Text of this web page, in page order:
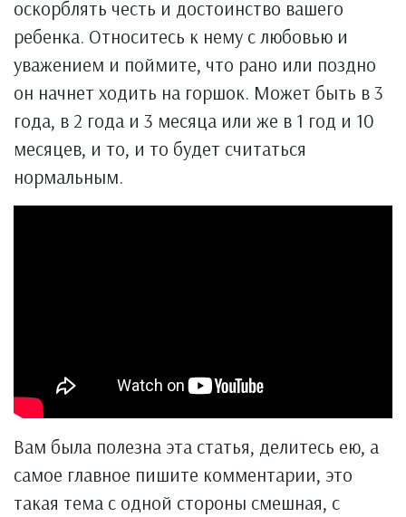
оскорблять честь и достоинство вашего
ребенка. Относитесь к нему с любовью и
уважением и поймите, что рано или поздно
он начнет ходить на горшок. Может быть в 3
года, в 2 года и 3 месяца или же в 1 год и 10
месяцев, и то, и то будет считаться
нормальным.
Вам была полезна эта статья, делитесь ею, а
самое главное пишите комментарии, это
такая тема с одной стороны смешная, с